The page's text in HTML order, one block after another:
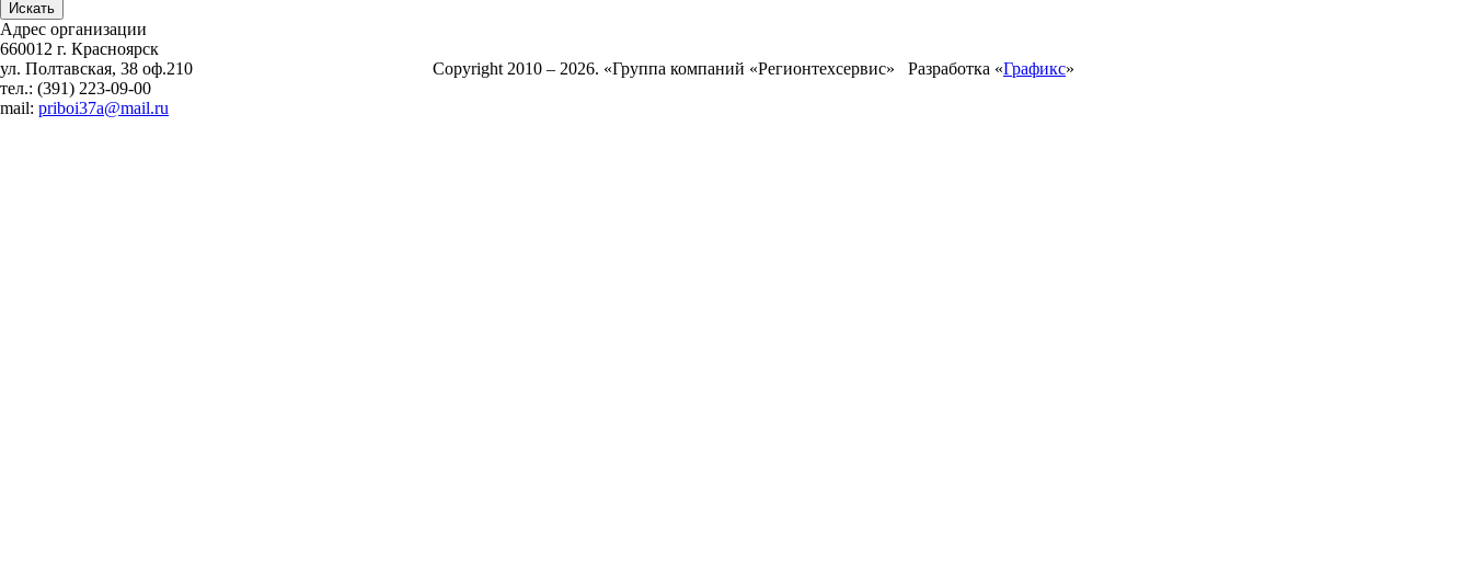
Адрес организации
660012 г. Красноярск
ул. Полтавская, 38 оф.210
тел.: (391) 223-09-00
mail: priboi37a@mail.ru
Copyright 2010 – 2026. «Группа компаний «Регионтехсервис» Разработка «Графикс»